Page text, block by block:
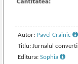
Autor: Pavel Crainic
Titlu: Jurnalul
Editura:Sophia